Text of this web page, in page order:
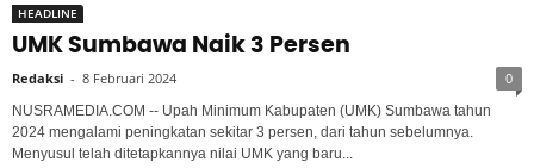
HEADLINE
UMK Sumbawa Naik 3 Persen
Redaksi - 8 Februari 2024 0
NUSRAMEDIA.COM -- Upah Minimum Kabupaten (UMK) Sumbawa tahun
2024 mengalami peningkatan sekitar 3 persen, dari tahun sebelumnya.
Menyusul telah ditetapkannya nilai UMK yang baru...